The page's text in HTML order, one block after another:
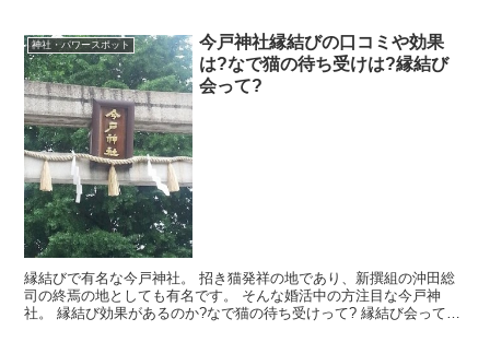
神社・パワースポット
今戸神社縁結びの口コミや効果
は?なで猫の待ち受けは?縁結び
会って?
縁結びで有名な今戸神社。 招き猫発祥の地であり、新撰組の沖田総
司の終焉の地としても有名です。 そんな婚活中の方注目な今戸神
社。 縁結び効果があるのか?なで猫の待ち受けって? 縁結び会って何